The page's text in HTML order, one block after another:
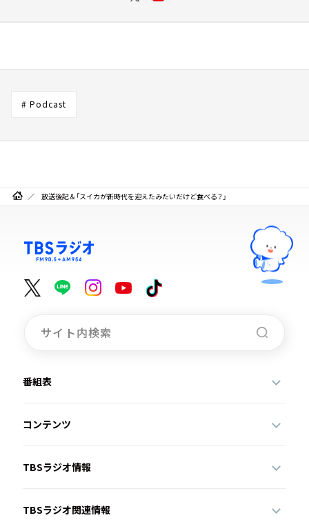
# Podcast
放送後記＆「スイカが新時代を迎えたみたいだけど食べる？」
番組表
コンテンツ
TBSラジオ情報
TBSラジオ関連情報